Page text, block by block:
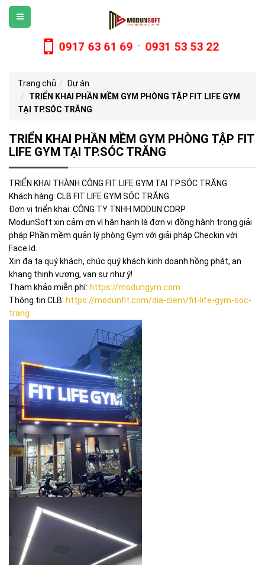
0917 63 61 69 - 0931 53 53 22
Trang chủ
Dự án
TRIỂN KHAI PHẦN MỀM GYM PHÒNG TẬP FIT LIFE GYM
TẠI TP.SÓC TRĂNG
TRIỂN KHAI PHẦN MỀM GYM PHÒNG TẬP FIT
LIFE GYM TẠI TP.SÓC TRĂNG
TRIỂN KHAI THÀNH CÔNG FIT LIFE GYM TẠI TP.SÓC TRĂNG
Khách hàng: CLB FIT LIFE GYM SÓC TRĂNG
Đơn vị triển khai: CÔNG TY TNHH MODUN CORP
ModunSoft xin cảm ơn vì hân hạnh là đơn vị đồng hành trong giải
pháp Phần mềm quản lý phòng Gym với giải pháp Checkin với
Face Id.
Xin đa tạ quý khách, chúc quý khách kinh doanh hồng phát, an
khang thịnh vượng, vạn sự như ý!
Tham khảo miễn phí: https://modungym.com
Thông tin CLB: https://modunfit.com/dia-diem/fit-life-gym-soc-
trang